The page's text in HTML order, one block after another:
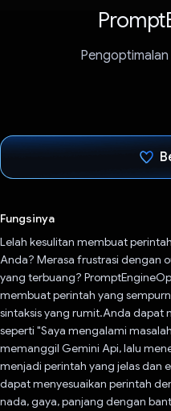
Fungsinya
Lelah kesulitan membuat
Anda? Merasa frustrasi dengan
yang terbuang?
membuat perintah yang
sintaksis yang rumit.Anda dapat
seperti "Saya mengalami
memanggil Gemini Api, lalu
menjadi perintah yang jelas dan
dapat menyesuaikan perintah
nada, gaya, panjang dengan